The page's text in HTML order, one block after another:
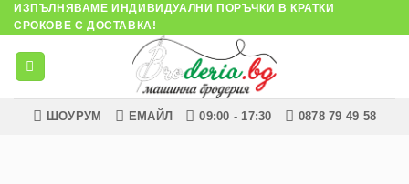
Skip
to
content
ИЗПЪЛНЯВАМЕ ИНДИВИДУАЛНИ ПОРЪЧКИ В КРАТКИ
СРОКОВЕ С ДОСТАВКА!
ШОУРУМ ЕМАЙЛ 09:00 - 17:30 0878 79 49 58